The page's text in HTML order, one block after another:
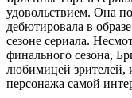
удовольствием. Она
дебютировала в
сезоне сериала.
финального сезона,
любимицей зрителей,
персонажа самой